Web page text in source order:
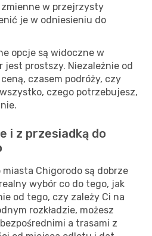
w przejrzysty
je w odniesieniu do
opcje są widoczne w
jest prostszy. Niezależnie od
czasem podróży, czy
czego potrzebujesz,
i z przesiadką do
miasta Chigorodo są dobrze
wybór co do tego, jak
od tego, czy zależy Ci na
rozkładzie, możesz
a trasami z